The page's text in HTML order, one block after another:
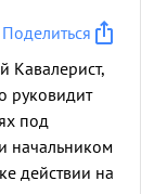
Поделиться
Кавалерист,
руковидит
под
начальником
действии на